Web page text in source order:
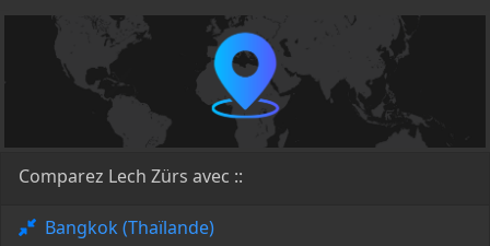
Comparez Lech Zürs avec ::
Bangkok (Thaïlande)